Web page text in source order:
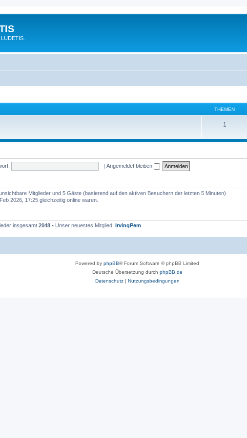
THEMEN
1
| Angemeldet bleiben
Mitglieder und 5 Gäste (basierend auf den aktiven Besuchern der letzten 5 Minuten)
2026, 17:25 gleichzeitig online waren.
insgesamt 2048 • Unser neuestes Mitglied: IrvingPem
Powered by phpBB® Forum Software © phpBB Limited
Deutsche Übersetzung durch phpBB.de
Datenschutz| Nutzungsbedingungen